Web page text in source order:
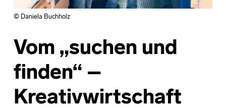
© Daniela Buchholz
Vom „suchen und
finden“ –
Kreativwirtschaft